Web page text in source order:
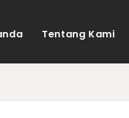
Tentang Kami